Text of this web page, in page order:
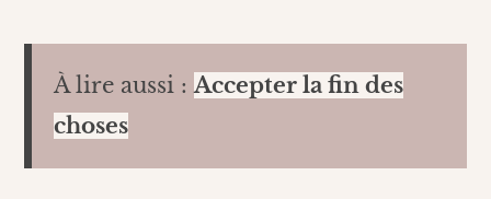
À lire aussi :Accepter la fin des
choses